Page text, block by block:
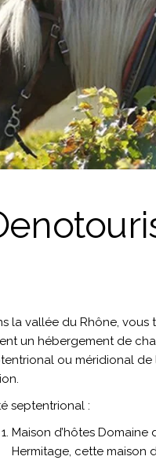
la vallée du Rhône, vous
un hébergement de
ou méridional de
septentrional :
Maison d’hôtes
Hermitage, cette maison